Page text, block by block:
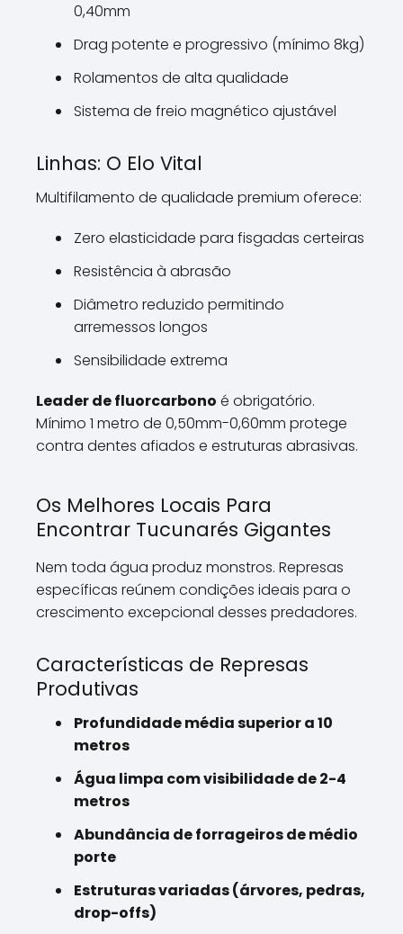
0,40mm
Drag potente e progressivo (mínimo 8kg)
Rolamentos de alta qualidade
Sistema de freio magnético ajustável
Linhas: O Elo Vital
Multifilamento de qualidade premium oferece:
Zero elasticidade para fisgadas certeiras
Resistência à abrasão
Diâmetro reduzido permitindo
arremessos longos
Sensibilidade extrema
Leader de fluorcarbono é obrigatório.
Mínimo 1 metro de 0,50mm-0,60mm protege
contra dentes afiados e estruturas abrasivas.
Os Melhores Locais Para
Encontrar Tucunarés Gigantes
Nem toda água produz monstros. Represas
específicas reúnem condições ideais para o
crescimento excepcional desses predadores.
Características de Represas
Produtivas
Profundidade média superior a 10
metros
Água limpa com visibilidade de 2-4
metros
Abundância de forrageiros de médio
porte
Estruturas variadas (árvores, pedras,
drop-offs)